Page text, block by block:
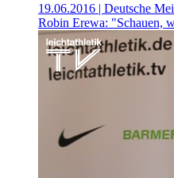
19.06.2016 | Deutsche
Robin Erewa: "Schauen,